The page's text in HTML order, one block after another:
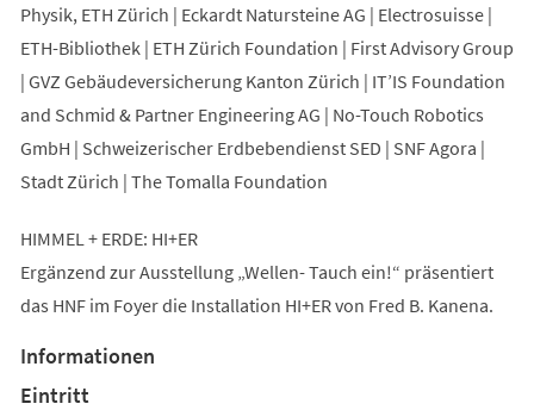
Physik, ETH Zürich | Eckardt Natursteine AG | Electrosuisse |
ETH-Bibliothek | ETH Zürich Foundation | First Advisory Group
| GVZ Gebäudeversicherung Kanton Zürich | IT’IS Foundation
and Schmid & Partner Engineering AG | No-Touch Robotics
GmbH | Schweizerischer Erdbebendienst SED | SNF Agora |
Stadt Zürich | The Tomalla Foundation
HIMMEL + ERDE: HI+ER
Ergänzend zur Ausstellung „Wellen- Tauch ein!“ präsentiert
das HNF im Foyer die Installation HI+ER von Fred B. Kanena.
Informationen
Eintritt